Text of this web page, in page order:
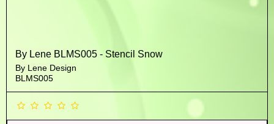
By Lene BLMS005 - Stencil Snow
By Lene Design
BLMS005